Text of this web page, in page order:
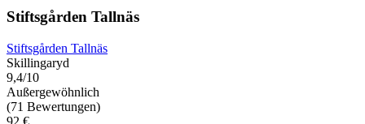
Stiftsgården Tallnäs
Stiftsgården Tallnäs
Skillingaryd
9,4/10
Außergewöhnlich
(71 Bewertungen)
92 €